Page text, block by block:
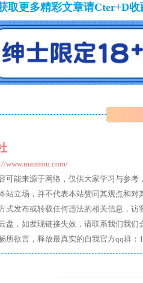
取更多精彩文章请Cter+D收
www.mamtou.com/
可能来源于网络，仅供大家学习与参考
站立场，并不代表本站赞同其观点和对
式发布或转载任何违法的相关信息，访
盘，如发现链接失效，请联系我们我们